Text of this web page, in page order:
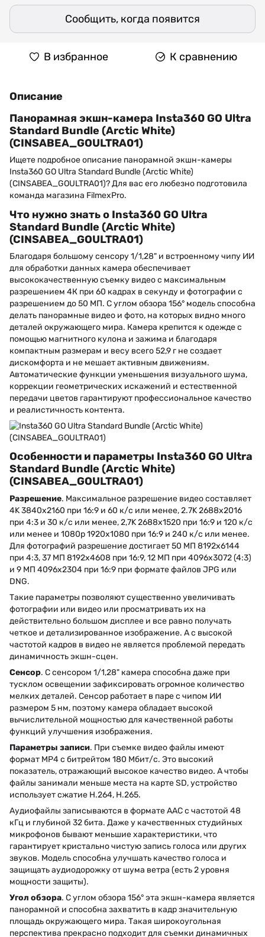
Сообщить, когда появится
В избранное К сравнению
Описание
Панорамная экшн-камера Insta360 GO Ultra
Standard Bundle (Arctic White)
(CINSABEA_GOULTRA01)
Ищете подробное описание панорамной экшн-камеры
Insta360 GO Ultra Standard Bundle (Arctic White)
(CINSABEA_GOULTRA01)? Для вас его любезно подготовила
команда магазина FilmexPro.
Что нужно знать о Insta360 GO Ultra
Standard Bundle (Arctic White)
(CINSABEA_GOULTRA01)
Благодаря большому сенсору 1/1,28" и встроенному чипу ИИ
для обработки данных камера обеспечивает
высококачественную съемку видео с максимальным
разрешением 4К при 60 кадрах в секунду и фотографии с
разрешением до 50 МП. С углом обзора 156° модель способна
делать панорамные видео и фото, на которых видно много
деталей окружающего мира. Камера крепится к одежде с
помощью магнитного кулона и зажима и благодаря
компактным размерам и весу всего 52,9 г не создает
дискомфорта и не мешает активным движениям.
Автоматические функции уменьшения визуального шума,
коррекции геометрических искажений и естественной
передачи цветов гарантируют профессиональное качество
и реалистичность контента.
Особенности и параметры Insta360 GO Ultra
Standard Bundle (Arctic White)
(CINSABEA_GOULTRA01)
Разрешение. Максимальное разрешение видео составляет
4K 3840x2160 при 16:9 и 60 к/с или менее, 2.7K 2688x2016
при 4:3 и 30 к/с или менее, 2,7K 2688x1520 при 16:9 и 120 к/с
или менее и 1080p 1920x1080 при 16:9 и 240 к/с или менее.
Для фотографий разрешение достигает 50 МП 8192x6144
при 4:3, 37 МП 8192x4608 при 16:9, 12 МП при 4096x3072 (4:3)
и 9 МП 4096x2304 при 16:9 при формате файлов JPG или
DNG.
Такие параметры позволяют существенно увеличивать
фотографии или видео или просматривать их на
действительно большом дисплее и все равно получать
четкое и детализированное изображение. А с высокой
частотой кадров в видео не является проблемой передать
динамичность экшн-сцен.
Сенсор. С сенсором 1/1,28" камера способна даже при
тусклом освещении зафиксировать огромное количество
мелких деталей. Сенсор работает в паре с чипом ИИ
размером 5 нм, поэтому камера обладает высокой
вычислительной мощностью для качественной работы
функций улучшения изображения.
Параметры записи. При съемке видео файлы имеют
формат MP4 с битрейтом 180 Мбит/с. Это высокий
показатель, отражающий высокое качество видео. А чтобы
файлы занимали меньше места на карте SD, устройство
использует сжатие H.264, H.265.
Аудиофайлы записываются в формате AAC с частотой 48
кГц и глубиной 32 бита. Даже у качественных студийных
микрофонов бывают меньшие характеристики, что
гарантирует кристально чистую запись голоса или других
звуков. Модель способна улучшать качество голоса и
защищать аудиодорожку от шума ветра (есть 2 уровня
мощности защиты).
Угол обзора. С углом обзора 156° эта экшн-камера является
панорамной и способна захватить в кадр значительную
площадь окружающего мира. Такая широкоугольная
перспектива прекрасно подходит для съемки динамичных